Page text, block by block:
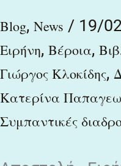
Blog, News / 19/
Ειρήνη, Βέροια,
Γιώργος Κλοκίδης,
Κατερίνα
Συμπαντικές